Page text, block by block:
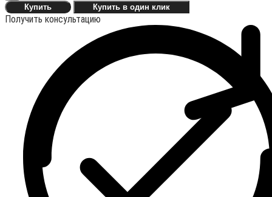
Купить
Купить в один клик
Получить консультацию